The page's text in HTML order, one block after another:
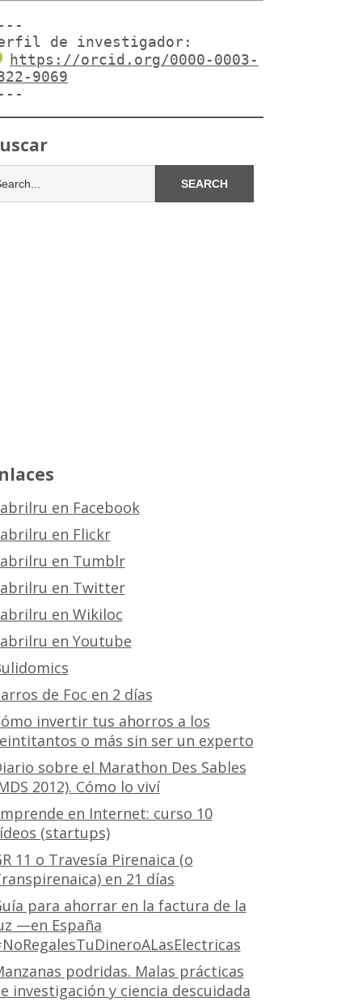
de investigador:
https://orcid.org/0000-0003-
9069
en Facebook
en Flickr
en Tumblr
en Twitter
en Wikiloc
en Youtube
de Foc en 2 días
invertir tus ahorros a los
o más sin ser un experto
sobre el Marathon Des Sables
2012). Cómo lo viví
en Internet: curso 10
(startups)
11 o Travesía Pirenaica (o
en 21 días
para ahorrar en la factura de la
—en España
podridas. Malas prácticas
investigación y ciencia descuidada